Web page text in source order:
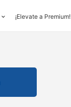
¡Elevate a Premium!